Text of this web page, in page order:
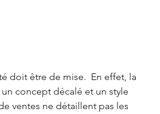
doit être de mise.  En effet, la
concept décalé et un style
ventes ne détaillent pas les